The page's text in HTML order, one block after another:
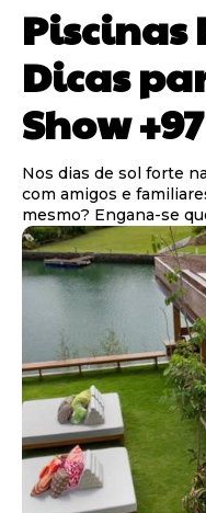
Piscinas
Dicas
Show
Nos dias de sol forte
com amigos e
mesmo? Engana-se